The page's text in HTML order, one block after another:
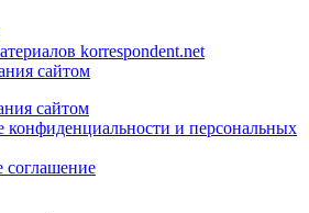
korrespondent.net
сайтом
сайтом
конфиденциальности и персональных
соглашение